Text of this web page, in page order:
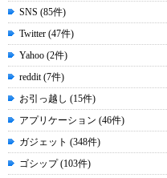
SNS (85件)
Twitter (47件)
Yahoo (2件)
reddit (7件)
お引っ越し (15件)
アプリケーション (46件)
ガジェット (348件)
ゴシップ (103件)